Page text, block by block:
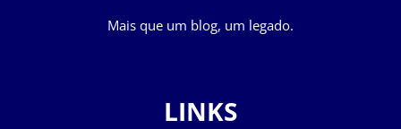
Mais que um blog, um legado.
LINKS